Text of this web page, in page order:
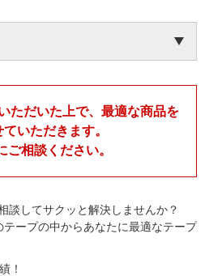
ただいた上で、最適な商品を
いただきます。
ご相談ください。
談してサクッと解決しませんか？
ープの中からあなたに最適なテープ
！